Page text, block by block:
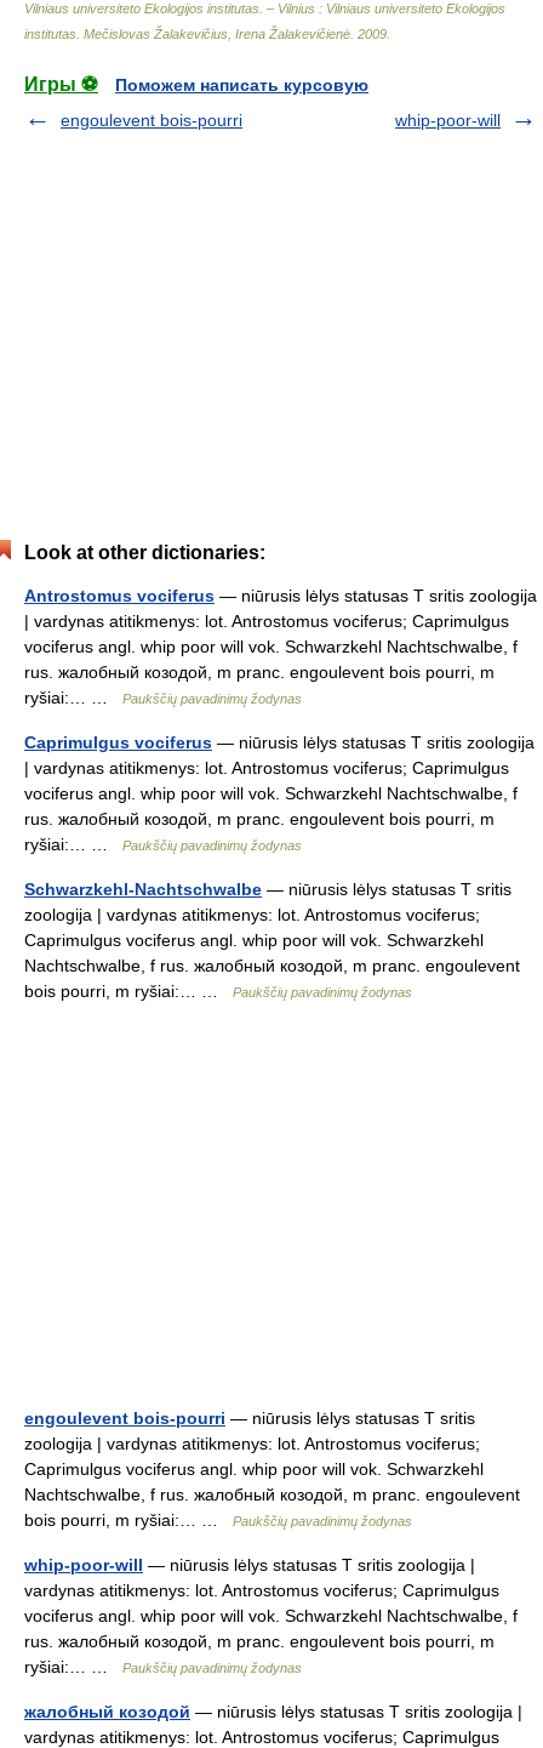
Vilniaus universiteto Ekologijos institutas. – Vilnius : Vilniaus universiteto Ekologijos
institutas Mečislovas Žalakevičius, Irena Žalakevičienė 2009
Игры ⚽
Поможем написать курсовую
engoulevent bois-pourri
whip-poor-will
Look at other dictionaries:
Antrostomus vociferus — niūrusis lėlys statusas T sritis zoologija
| vardynas atitikmenys: lot. Antrostomus vociferus; Caprimulgus
vociferus angl. whip poor will vok. Schwarzkehl Nachtschwalbe, f
rus. жалобный козодой, m pranc. engoulevent bois pourri, m
ryšiai:… …
Paukščių pavadinimų žodynas
Caprimulgus vociferus — niūrusis lėlys statusas T sritis zoologija
| vardynas atitikmenys: lot. Antrostomus vociferus; Caprimulgus
vociferus angl. whip poor will vok. Schwarzkehl Nachtschwalbe, f
rus. жалобный козодой, m pranc. engoulevent bois pourri, m
ryšiai:… …
Paukščių pavadinimų žodynas
Schwarzkehl-Nachtschwalbe — niūrusis lėlys statusas T sritis
zoologija | vardynas atitikmenys: lot. Antrostomus vociferus;
Caprimulgus vociferus angl. whip poor will vok. Schwarzkehl
Nachtschwalbe, f rus. жалобный козодой, m pranc. engoulevent
bois pourri, m ryšiai:… …
Paukščių pavadinimų žodynas
engoulevent bois-pourri — niūrusis lėlys statusas T sritis
zoologija | vardynas atitikmenys: lot. Antrostomus vociferus;
Caprimulgus vociferus angl. whip poor will vok. Schwarzkehl
Nachtschwalbe, f rus. жалобный козодой, m pranc. engoulevent
bois pourri, m ryšiai:… …
Paukščių pavadinimų žodynas
whip-poor-will — niūrusis lėlys statusas T sritis zoologija |
vardynas atitikmenys: lot. Antrostomus vociferus; Caprimulgus
vociferus angl. whip poor will vok. Schwarzkehl Nachtschwalbe, f
rus. жалобный козодой, m pranc. engoulevent bois pourri, m
ryšiai:… …
Paukščių pavadinimų žodynas
жалобный козодой — niūrusis lėlys statusas T sritis zoologija |
vardynas atitikmenys: lot. Antrostomus vociferus; Caprimulgus